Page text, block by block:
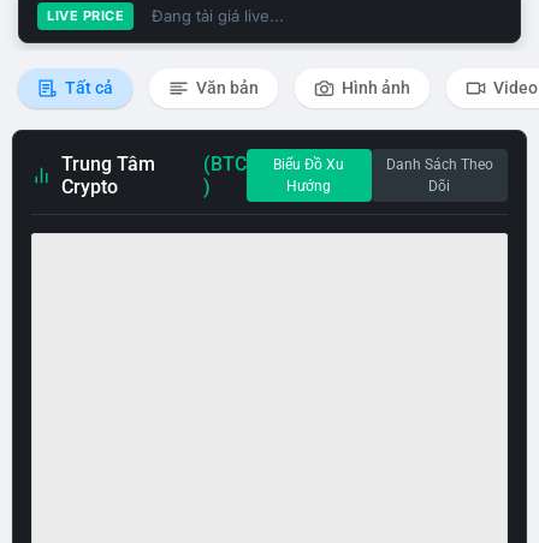
LIVE PRICE Đang tải giá live...
Tất cả Văn bản Hình ảnh Video
Trung Tâm
Crypto
(BTC
)
Biểu Đồ Xu
Hướng
Danh Sách Theo
Dõi